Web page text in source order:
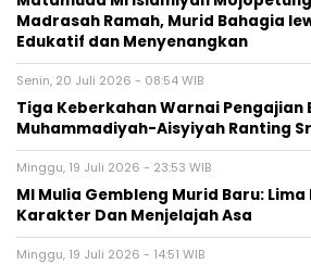
Madrasah Ramah, Murid Bahagia
Edukatif dan Menyenangkan
Senin, 20 Juli 2026 - 08:54 WIB
Tiga Keberkahan Warnai Pengajian
Muhammadiyah-Aisyiyah Ranting
Minggu, 19 Juli 2026 - 23:53 WIB
MI Mulia Gembleng Murid Baru:
Karakter Dan Menjelajah Asa
Minggu, 19 Juli 2026 - 14:51 WIB